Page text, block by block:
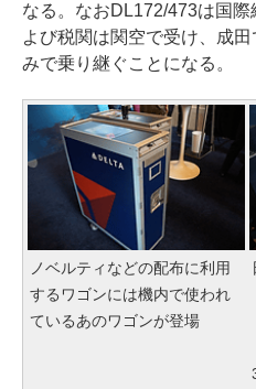
なる。なおDL172/473は国
よび税関は関空で受け、成
みで乗り継ぐことになる。
ノベルティなどの配布に利用
するワゴンには機内で使われ
ているあのワゴンが登場